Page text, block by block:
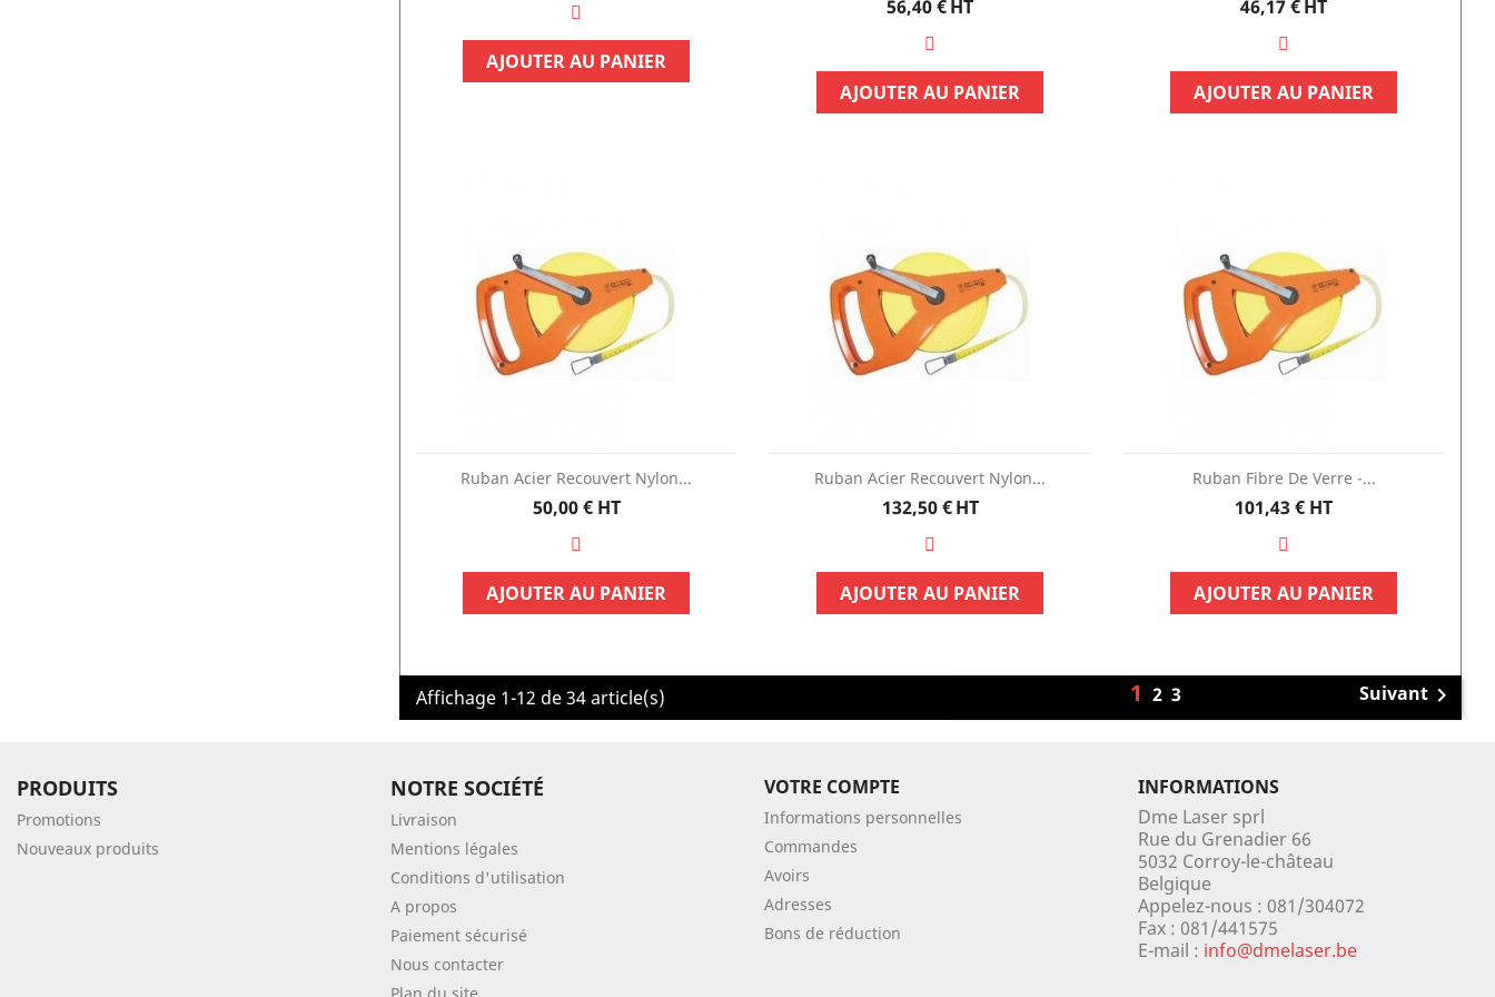
AJOUTER AU PANIER
Prix
56,40 €HT
AJOUTER AU PANIER
Prix
46,17 €HT
AJOUTER AU PANIER
Ruban Acier Recouvert Nylon...
Prix
50,00 € HT
AJOUTER AU PANIER
Ruban Acier Recouvert Nylon...
Prix
132,50 €HT
AJOUTER AU PANIER
Ruban Fibre De Verre -...
Prix
101,43 € HT
AJOUTER AU PANIER
Affichage 1-12 de 34 article(s) 1 2 3 Suivant
PRODUITS
Promotions
Nouveaux produits
NOTRE SOCIÉTÉ
Livraison
Mentions légales
Conditions d'utilisation
A propos
Paiement sécurisé
Nous contacter
VOTRE COMPTE
Informations personnelles
Commandes
Avoirs
Adresses
Bons de réduction
INFORMATIONS
Dme Laser sprl
Rue du Grenadier 66
5032 Corroy-le-château
Belgique
Appelez-nous : 081/304072
Fax : 081/441575
E-mail : info@dmelaser.be